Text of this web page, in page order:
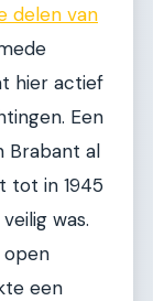
delen van
hier actief
Een
Brabant al
tot in 1945
was.
open
een